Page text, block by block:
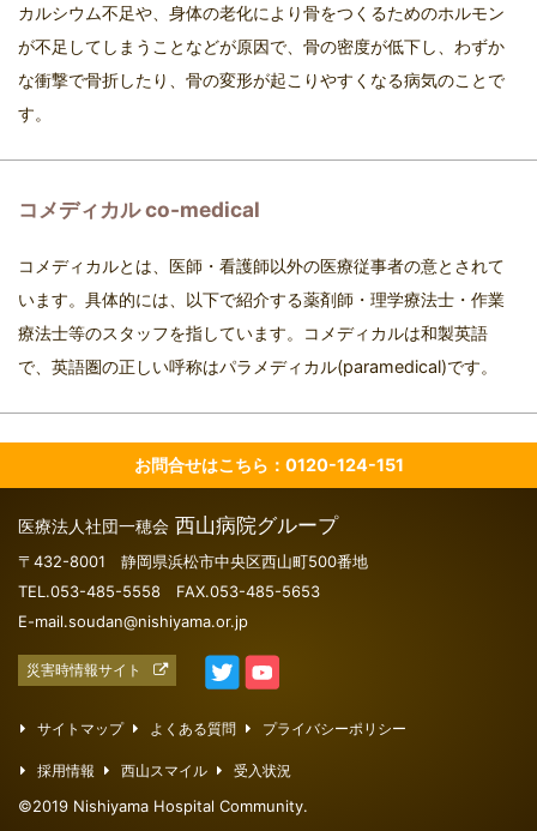
カルシウム不足や、身体の老化により骨をつくるためのホルモン
が不足してしまうことなどが原因で、骨の密度が低下し、わずか
な衝撃で骨折したり、骨の変形が起こりやすくなる病気のことで
す。
コメディカル co-medical
コメディカルとは、医師・看護師以外の医療従事者の意とされて
います。具体的には、以下で紹介する薬剤師・理学療法士・作業
療法士等のスタッフを指しています。コメディカルは和製英語
で、英語圏の正しい呼称はパラメディカル(paramedical)です。
お問合せはこちら：0120-124-151
医療法人社団一穂会 西山病院グループ
〒432-8001 静岡県浜松市中央区西山町500番地
TEL.053-485-5558 FAX.053-485-5653
E-mail.soudan@nishiyama.or.jp
災害時情報サイト
サイトマップ よくある質問 プライバシーポリシー
採用情報 西山スマイル 受入状況
©2019 Nishiyama Hospital Community.